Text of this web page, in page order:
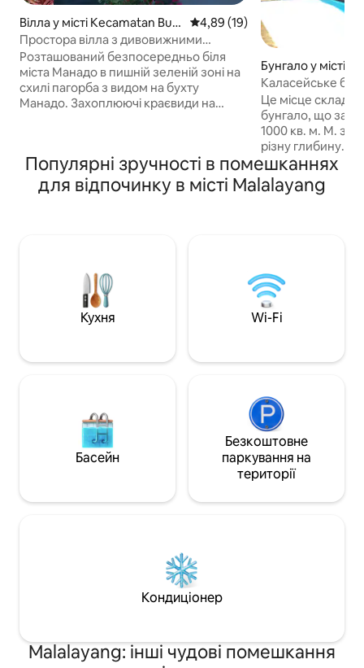
Вілла у місті Kecamatan Bun
aken
Середня оцінка: 4,89 з 5,
4,89 (19)
Простора вілла з дивовижними
краєвидами неподалік від Бунакену
Розташований безпосередньо біля
міста Манадо в пишній зеленій зоні на
схилі пагорба з видом на бухту
Манадо. Захоплюючі краєвиди на
Бунакена та навколишньої місцевості.
Усього в декількох хвилинах ходьби
від гавані, щоб покататися на човні до
острів, сноркелінг, дайвінг тощо.
Бунгало у місті
Каласейське
Це місце
бунгало, що
1000 кв. м. М. з
різну глибину.
розташоване
ресторанів
Bahu Mall. Дуже
вам подадуть
чай і мінеральна
цілодобово.
гостям з
Популярні зручності в помешканнях
для відпочинку в місті Malalayang
Кухня Wi-Fi
Басейн
Безкоштовне
паркування на
території
Кондиціонер
Malalayang: інші чудові помешкання